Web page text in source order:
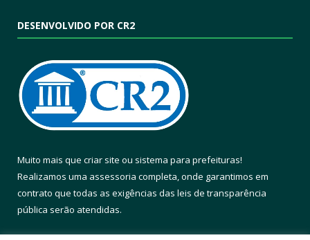
DESENVOLVIDO POR CR2
Muito mais que criar site ou sistema para prefeituras!
Realizamos uma assessoria completa, onde garantimos em
contrato que todas as exigências das leis de transparência
pública serão atendidas.